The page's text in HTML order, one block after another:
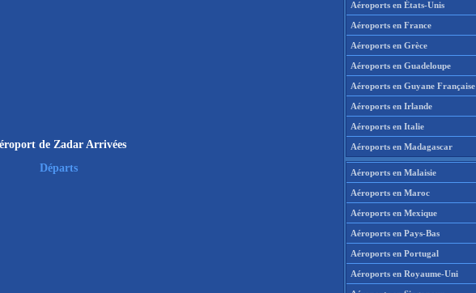
de Zadar Arrivées
Départs
Aéroports en États-Unis
Aéroports en France
Aéroports en Grèce
Aéroports en Guadeloupe
Aéroports en Guyane Française
Aéroports en Irlande
Aéroports en Italie
Aéroports en Madagascar
Aéroports en Malaisie
Aéroports en Maroc
Aéroports en Mexique
Aéroports en Pays-Bas
Aéroports en Portugal
Aéroports en Royaume-Uni